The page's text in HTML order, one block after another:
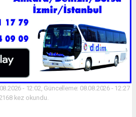
- 12:02, Güncelleme: 08.08.2026 - 12:27
kez okundu.